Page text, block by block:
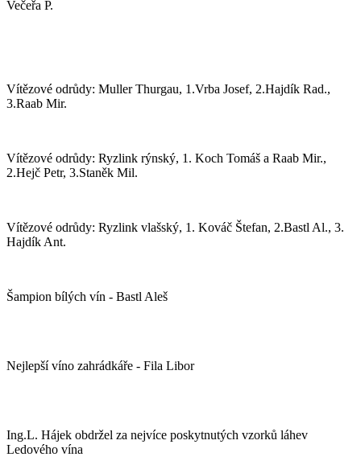
Večeřa P.
Vítězové odrůdy: Muller Thurgau, 1.Vrba Josef, 2.Hajdík Rad.,
3.Raab Mir.
Vítězové odrůdy: Ryzlink rýnský, 1. Koch Tomáš a Raab Mir.,
2.Hejč Petr, 3.Staněk Mil.
Vítězové odrůdy: Ryzlink vlašský, 1. Kováč Štefan, 2.Bastl Al., 3.
Hajdík Ant.
Šampion bílých vín - Bastl Aleš
Nejlepší víno zahrádkáře - Fila Libor
Ing.L. Hájek obdržel za nejvíce poskytnutých vzorků láhev
Ledového vína